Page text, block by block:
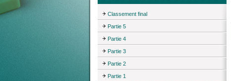
Classement final
Partie 5
Partie 4
Partie 3
Partie 2
Partie 1